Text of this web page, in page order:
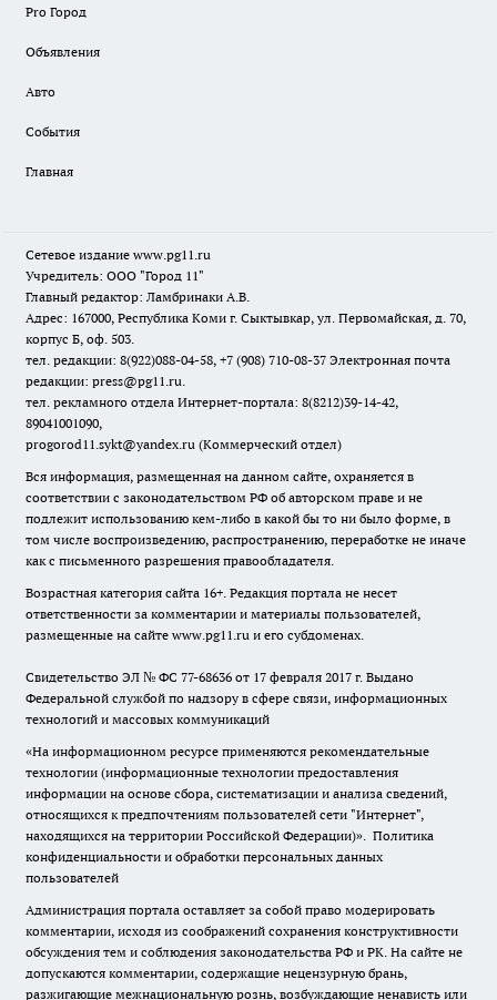
Pro Город
Объявления
Авто
События
Главная
Сетевое издание www.pg11.ru
Учредитель: ООО "Город 11"
Главный редактор: Ламбринаки А.В.
Адрес: 167000, Республика Коми г. Сыктывкар, ул. Первомайская, д. 70,
корпус Б, оф. 503.
тел. редакции: 8(922)088-04-58, +7 (908) 710-08-37 Электронная почта
редакции: press@pg11.ru.
тел. рекламного отдела Интернет-портала: 8(8212)39-14-42,
89041001090,
progorod11.sykt@yandex.ru (Коммерческий отдел)
Вся информация, размещенная на данном сайте, охраняется в
соответствии с законодательством РФ об авторском праве и не
подлежит использованию кем-либо в какой бы то ни было форме, в
том числе воспроизведению, распространению, переработке не иначе
как с письменного разрешения правообладателя.
Возрастная категория сайта 16+. Редакция портала не несет
ответственности за комментарии и материалы пользователей,
размещенные на сайте www.pg11.ru и его субдоменах.
Свидетельство ЭЛ № ФС 77-68636 от 17 февраля 2017 г. Выдано
Федеральной службой по надзору в сфере связи, информационных
технологий и массовых коммуникаций
«На информационном ресурсе применяются рекомендательные
технологии (информационные технологии предоставления
информации на основе сбора, систематизации и анализа сведений,
относящихся к предпочтениям пользователей сети "Интернет",
находящихся на территории Российской Федерации)». Политика
конфиденциальности и обработки персональных данных
пользователей
Администрация портала оставляет за собой право модерировать
комментарии, исходя из соображений сохранения конструктивности
обсуждения тем и соблюдения законодательства РФ и РК. На сайте не
допускаются комментарии, содержащие нецензурную брань,
разжигающие межнациональную рознь, возбуждающие ненависть или